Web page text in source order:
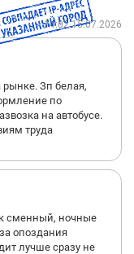
14:02 15.07.2026
рынке. Зп белая,
по
на автобусе.
труда
сменный, ночные
опоздания
лучше сразу не